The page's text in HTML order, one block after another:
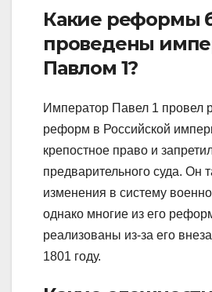
Какие реформы
проведены
Павлом 1?
Император Павел 1 провел
реформ в Российской
крепостное право и
предварительного суда. Он
изменения в систему
однако многие из его
реализованы из-за его
1801 году.